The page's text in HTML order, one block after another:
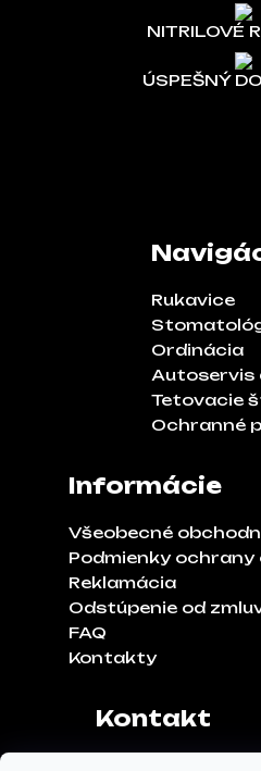
NITRILOVÉ
ÚSPEŠNÝ
Rukavice
Ordinácia
Autoservis
Tetovacie
Ochranné
Informácie
Všeobecné
Podmienky
Reklamácia
Odstúpenie od
FAQ
Kontakty
Kontakt